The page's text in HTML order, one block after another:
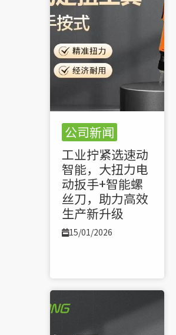
公司新闻
工业拧紧选速动
智能，大扭力电
动扳手+智能螺
丝刀，助力高效
生产新升级
15/01/2026